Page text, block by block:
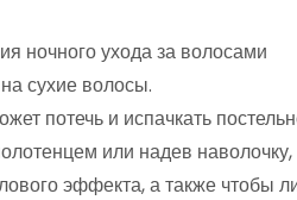
ночного ухода за волосами
сухие волосы.
потечь и испачкать
или надев
эффекта, а также чтобы